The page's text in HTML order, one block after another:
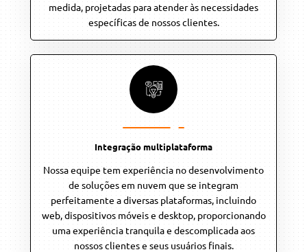
medida, projetadas para atender às necessidades
específicas de nossos clientes.
Integração multiplataforma
Nossa equipe tem experiência no desenvolvimento
de soluções em nuvem que se integram
perfeitamente a diversas plataformas, incluindo
web, dispositivos móveis e desktop, proporcionando
uma experiência tranquila e descomplicada aos
nossos clientes e seus usuários finais.